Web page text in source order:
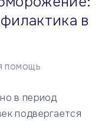
в
ПОМОЩЬ
в период
подвергается